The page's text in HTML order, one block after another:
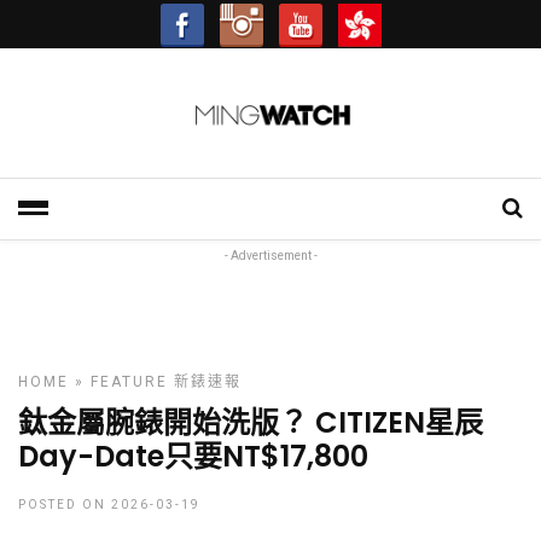
- Advertisement -
HOME » FEATURE 新錶速報
鈦金屬腕錶開始洗版？ CITIZEN星辰
Day-Date只要NT$17,800
POSTED ON 2026-03-19